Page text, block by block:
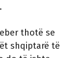
thotë se
shqiptarë të